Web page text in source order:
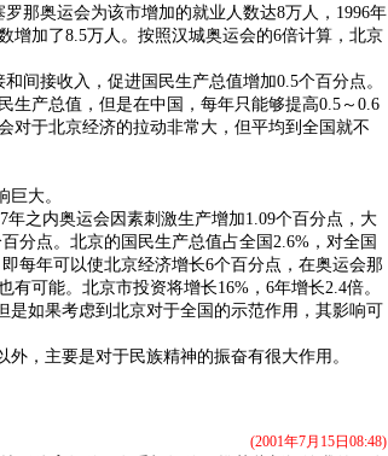
那奥运会为该市增加的就业人数达8万人，1996年
增加了8.5万人。按照汉城奥运会的6倍计算，北京
接收入，促进国民生产总值增加0.5个百分点。
产总值，但是在中国，每年只能够提高0.5～0.6
对于北京经济的拉动非常大，但平均到全国就不
大。
之内奥运会因素刺激生产增加1.09个百分点，大
分点。北京的国民生产总值占全国2.6%，对全国
每年可以使北京经济增长6个百分点，在奥运会那
可能。北京市投资将增长16%，6年增长2.4倍。
如果考虑到北京对于全国的示范作用，其影响可
，主要是对于民族精神的振奋有很大作用。
(2001年7月15日08:48)